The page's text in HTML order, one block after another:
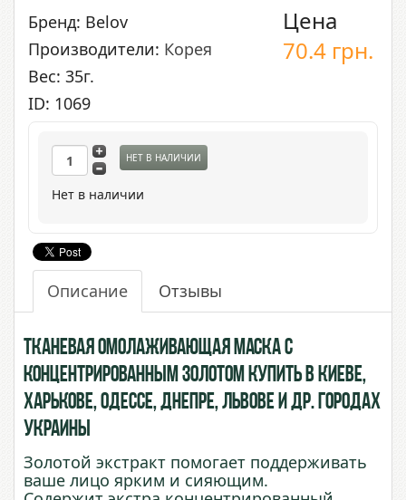
Бренд: Belov
Производители: Корея
Вес: 35г.
ID: 1069
Цена
70.4 грн.
НЕТ В НАЛИЧИИ
Нет в наличии
Описание Отзывы
Тканевая омолаживающая маска с
концентрированным Золотом купить в Киеве,
Харькове, Одессе, Днепре, Львове и др. городах
Украины
Золотой экстракт помогает поддерживать
ваше лицо ярким и сияющим.